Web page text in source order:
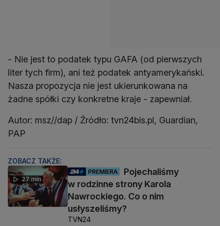
- Nie jest to podatek typu GAFA (od pierwszych
liter tych firm), ani też podatek antyamerykański.
Nasza propozycja nie jest ukierunkowana na
żadne spółki czy konkretne kraje - zapewniał.
Autor: msz//dap / Źródło: tvn24bis.pl, Guardian,
PAP
ZOBACZ TAKŻE:
27 min
PREMIERA
Pojechaliśmy
w rodzinne strony Karola
Nawrockiego. Co o nim
usłyszeliśmy?
TVN24